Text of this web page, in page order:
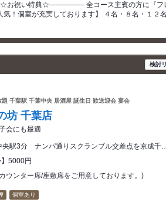
祝い特典☆――――― 全コース主賓の方に『フ
が充実しております】 ４名・８名・１２名
検討
千葉駅 千葉中央 居酒屋 誕生日 歓送迎会 宴会
坊 千葉店
会にも最適
央駅3分 ナンパ通りスクランブル交差点を京成千
】5000円
ウンター席/座敷席をご用意しております。)
個室あり